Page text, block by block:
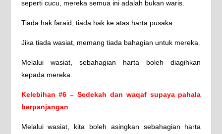
seperti cucu, mereka semua ini adalah bukan waris.
Tiada hak faraid, tiada hak ke atas harta pusaka.
Jika tiada wasiat, memang tiada bahagian untuk mereka.
Melalui wasiat, sebahagian harta boleh diagihkan
kepada mereka.
Kelebihan #6 – Sedekah dan waqaf supaya pahala
berpanjangan
Melalui wasiat, kita boleh asingkan sebahagian harta